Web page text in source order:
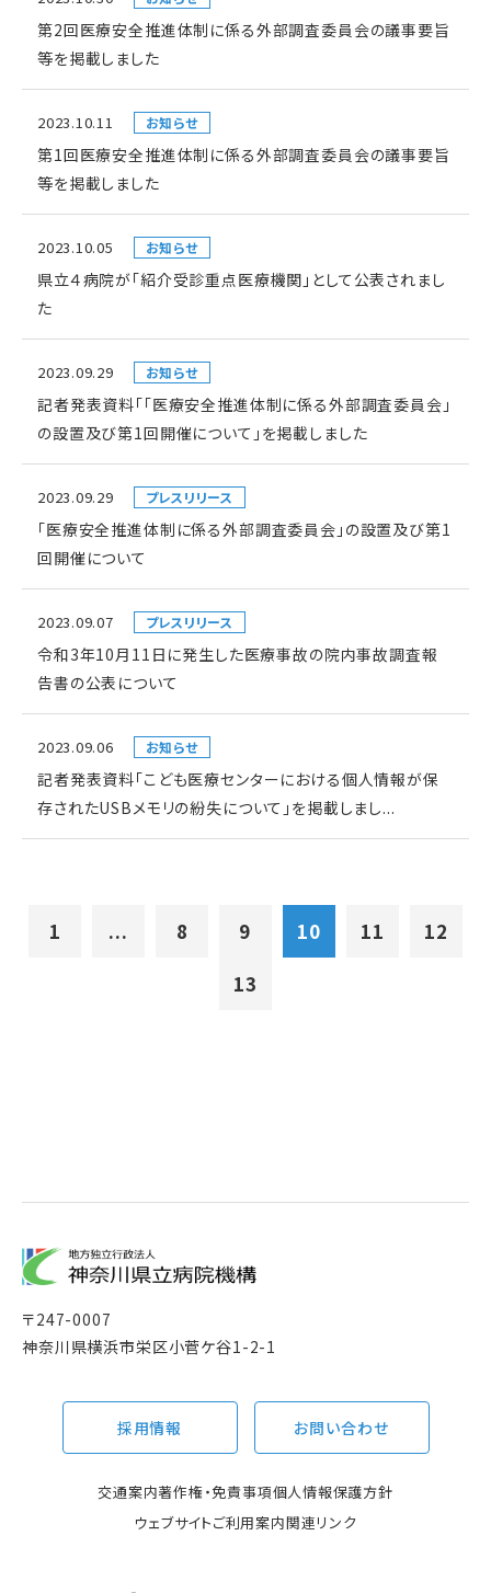
第2回医療安全推進体制に係る外部調査委員会の議事要旨
等を掲載しました
2023.10.11 お知らせ
第1回医療安全推進体制に係る外部調査委員会の議事要旨
等を掲載しました
2023.10.05 お知らせ
県立４病院が「紹介受診重点医療機関」として公表されまし
た
2023.09.29 お知らせ
記者発表資料「「医療安全推進体制に係る外部調査委員会」
の設置及び第1回開催について」を掲載しました
2023.09.29 プレスリリース
「医療安全推進体制に係る外部調査委員会」の設置及び第1
回開催について
2023.09.07 プレスリリース
令和3年10月11日に発生した医療事故の院内事故調査報
告書の公表について
2023.09.06 お知らせ
記者発表資料「こども医療センターにおける個人情報が保
存されたUSBメモリの紛失について」を掲載しまし...
1 ... 8 9 10 11
12
13
〒247-0007
神奈川県横浜市栄区小菅ケ谷1-2-1
採用情報 お問い合わせ
交通案内著作権・免責事項個人情報保護方針
ウェブサイトご利用案内関連リンク